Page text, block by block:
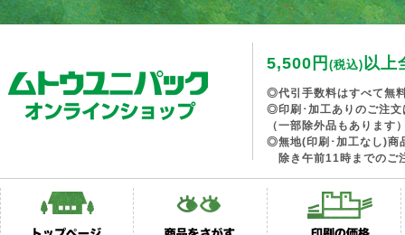
5,500円 (税込)以上
◎代引手数料はすべて無
◎印刷･加工ありのご注文
（一部除外品もあります
◎無地(印刷･加工なし)商
除き午前11時までのご